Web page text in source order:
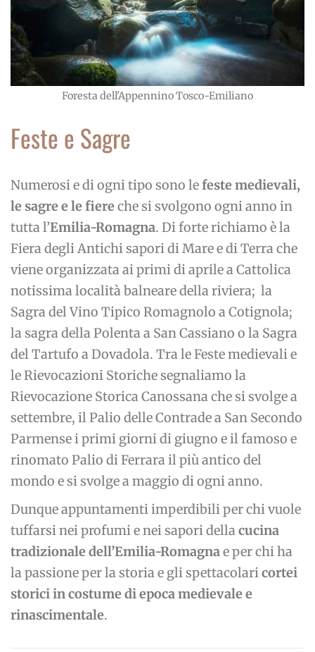
Foresta dell'Appennino Tosco-Emiliano
Feste e Sagre
Numerosi e di ogni tipo sono lefeste medievali,
le sagre e le fiere che si svolgono ogni anno in
tutta l’Emilia-Romagna. Di forte richiamo è la
Fiera degli Antichi sapori di Mare e di Terra che
viene organizzata ai primi di aprile a Cattolica
notissima località balneare della riviera; la
Sagra del Vino Tipico Romagnolo a Cotignola;
la sagra della Polenta a San Cassiano o la Sagra
del Tartufo a Dovadola. Tra le Feste medievali e
le Rievocazioni Storiche segnaliamo la
Rievocazione Storica Canossana che si svolge a
settembre, il Palio delle Contrade a San Secondo
Parmense i primi giorni di giugno e il famoso e
rinomato Palio di Ferrara il più antico del
mondo e si svolge a maggio di ogni anno.
Dunque appuntamenti imperdibili per chi vuole
tuffarsi nei profumi e nei sapori dellacucina
tradizionale dell’Emilia-Romagnae per chi ha
la passione per la storia e gli spettacolaricortei
storici in costume di epoca medievale e
rinascimentale.